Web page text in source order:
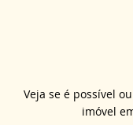
Veja se é possível
imóvel